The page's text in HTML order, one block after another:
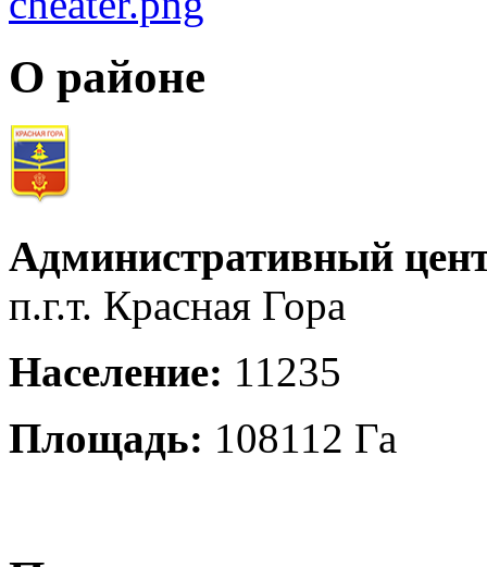
О районе
Административный
п.г.т. Красная Гора
Население: 11235
Площадь: 108112 Га